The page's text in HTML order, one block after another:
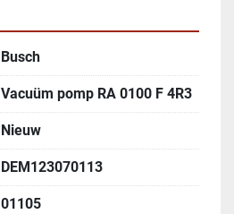
Busch
Vacuüm pomp RA 0100 F 4R3
Nieuw
DEM123070113
01105